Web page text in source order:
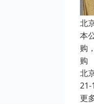
北
本
购
购
北
21-
更